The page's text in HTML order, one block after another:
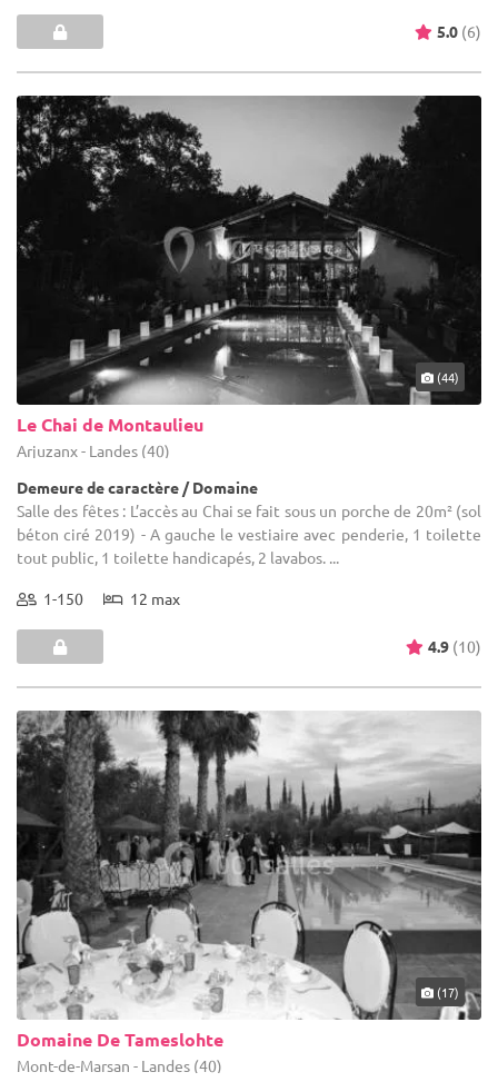
5.0 (6)
(44)
Le Chai de Montaulieu
Arjuzanx - Landes (40)
Demeure de caractère / Domaine
Salle des fêtes : L’accès au Chai se fait sous un porche de 20m² (sol
béton ciré 2019) - A gauche le vestiaire avec penderie, 1 toilette
tout public, 1 toilette handicapés, 2 lavabos. ...
1-150 12 max
4.9 (10)
(17)
Domaine De Tameslohte
Mont-de-Marsan - Landes (40)